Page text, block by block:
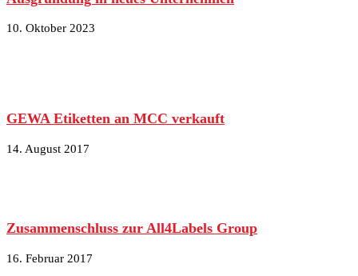
10. Oktober 2023
GEWA Etiketten an MCC verkauft
14. August 2017
Zusammenschluss zur All4Labels Group
16. Februar 2017